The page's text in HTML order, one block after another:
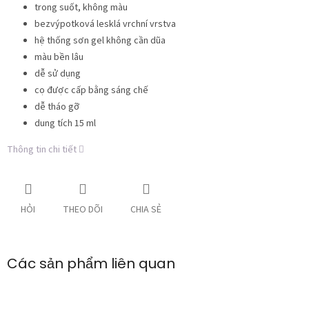
trong suốt, không màu
bezvýpotková lesklá vrchní vrstva
hệ thống sơn gel không cần dũa
màu bền lâu
dễ sử dụng
cọ được cấp bằng sáng chế
dễ tháo gỡ
dung tích 15 ml
Thông tin chi tiết
HỎI THEO DÕI CHIA SẺ
Các sản phẩm liên quan